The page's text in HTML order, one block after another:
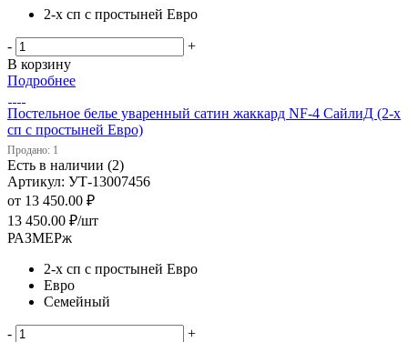
2-х сп с простыней Евро
-
+
В корзину
Подробнее
Постельное белье уваренный сатин жаккард NF-4 СайлиД (2-х
сп с простыней Евро)
Продано: 1
Есть в наличии (2)
Артикул: УТ-13007456
от 13 450.00 ₽
13 450.00 ₽/шт
РАЗМЕРж
2-х сп с простыней Евро
Евро
Семейный
-
+